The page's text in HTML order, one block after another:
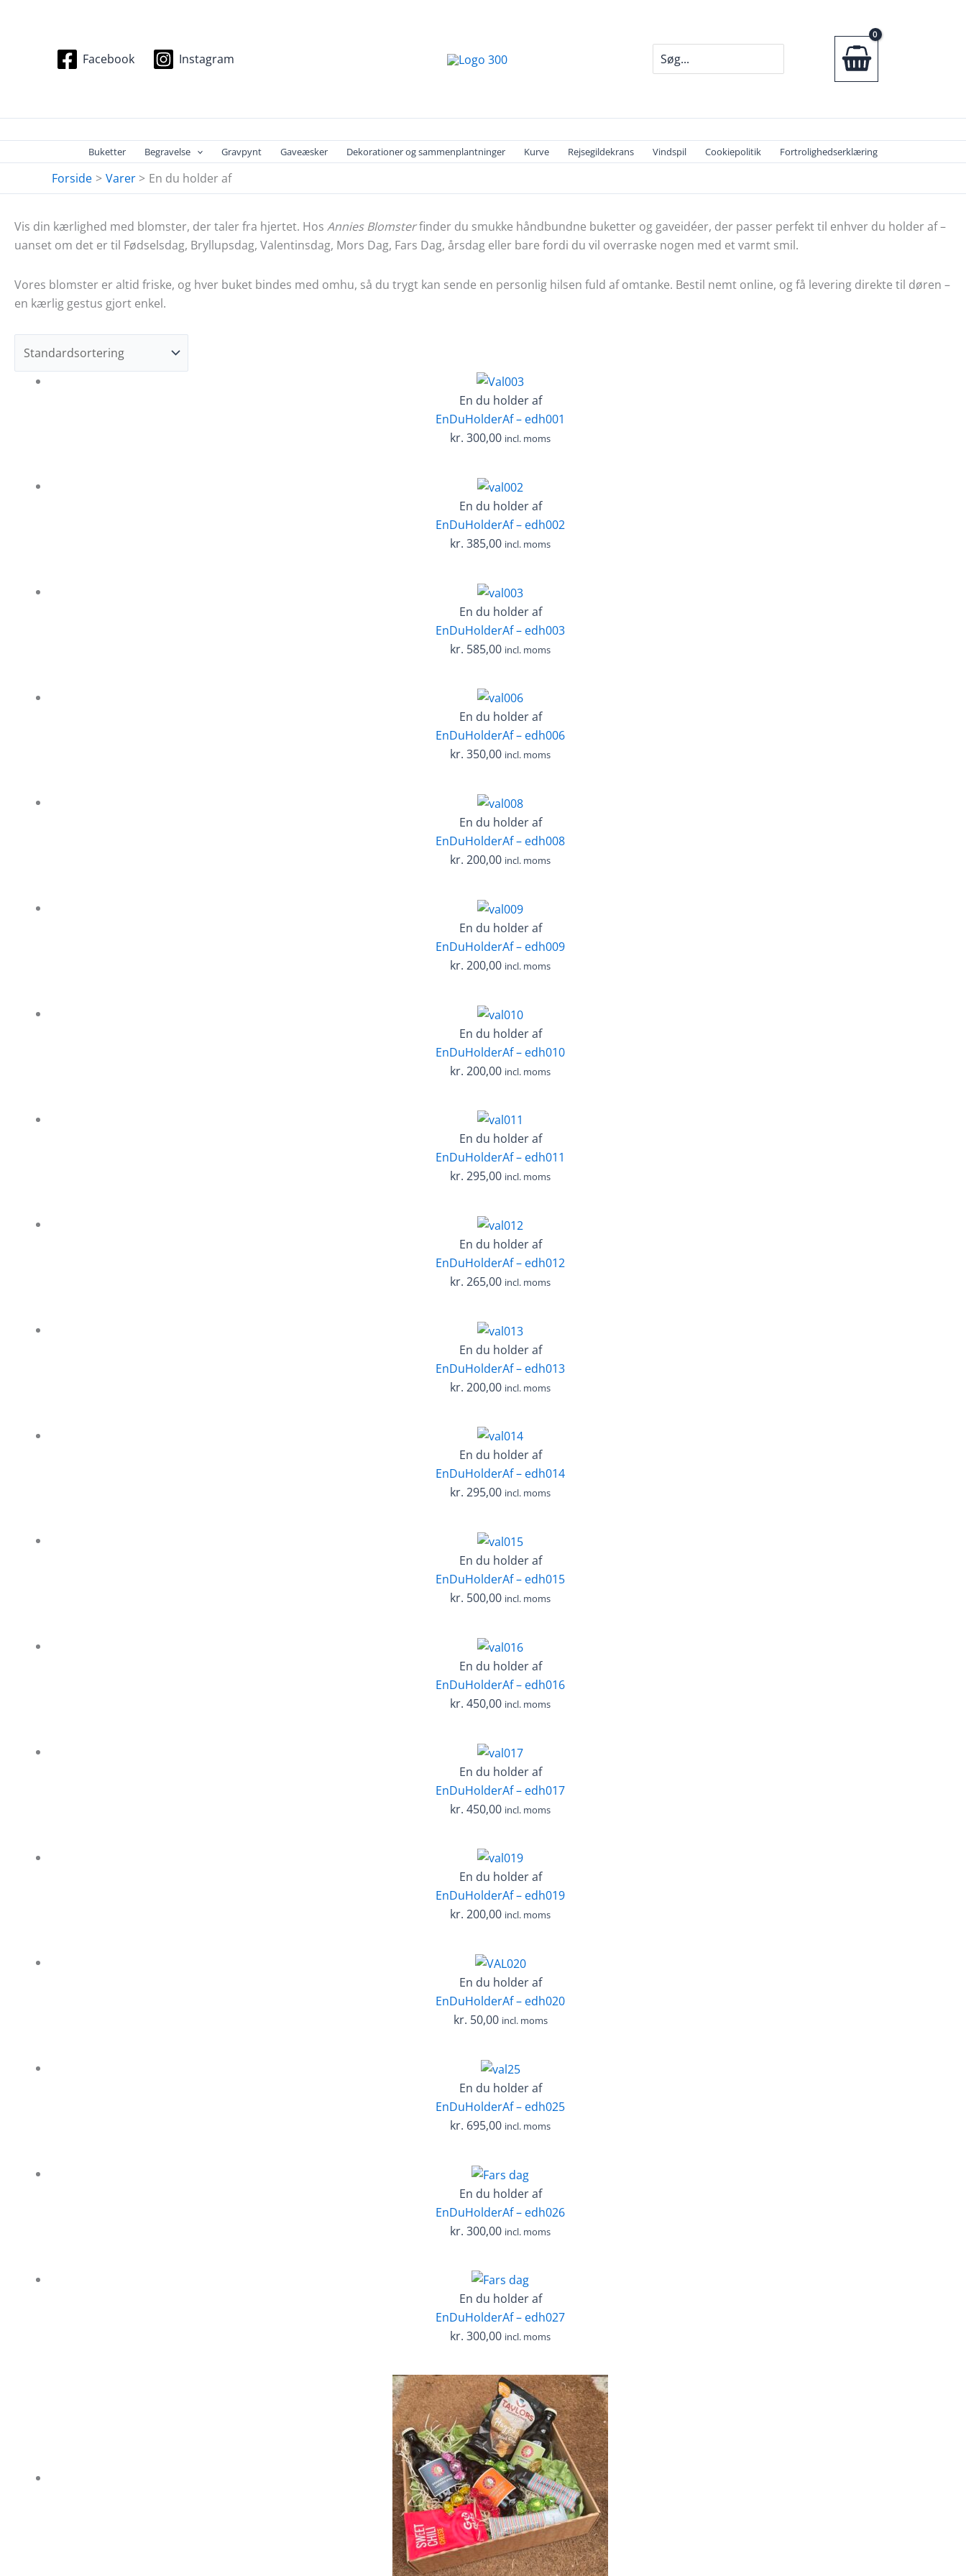
Facebook
Instagram
Søg
efter:
Buketter Begravelse Gravpynt Gaveæsker Dekorationer og sammenplantninger Kurve Rejsegildekrans Vindspil Cookiepolitik Fortrolighedserklæring
Forside Varer En du holder af
Vis din kærlighed med blomster, der taler fra hjertet. Hos Annies Blomsterfinder du smukke håndbundne buketter og gaveidéer, der passer perfekt til enhver du holder af –
uanset om det er til Fødselsdag, Bryllupsdag, Valentinsdag, Mors Dag, Fars Dag, årsdag eller bare fordi du vil overraske nogen med et varmt smil.
Vores blomster er altid friske, og hver buket bindes med omhu, så du trygt kan sende en personlig hilsen fuld af omtanke. Bestil nemt online, og få levering direkte til døren –
en kærlig gestus gjort enkel.
En du holder af
EnDuHolderAf – edh001
kr. 300,00 incl. moms
En du holder af
EnDuHolderAf – edh002
kr. 385,00 incl. moms
En du holder af
EnDuHolderAf – edh003
kr. 585,00 incl. moms
En du holder af
EnDuHolderAf – edh006
kr. 350,00 incl. moms
En du holder af
EnDuHolderAf – edh008
kr. 200,00 incl. moms
En du holder af
EnDuHolderAf – edh009
kr. 200,00 incl. moms
En du holder af
EnDuHolderAf – edh010
kr. 200,00 incl. moms
En du holder af
EnDuHolderAf – edh011
kr. 295,00 incl. moms
En du holder af
EnDuHolderAf – edh012
kr. 265,00 incl. moms
En du holder af
EnDuHolderAf – edh013
kr. 200,00 incl. moms
En du holder af
EnDuHolderAf – edh014
kr. 295,00 incl. moms
En du holder af
EnDuHolderAf – edh015
kr. 500,00 incl. moms
En du holder af
EnDuHolderAf – edh016
kr. 450,00 incl. moms
En du holder af
EnDuHolderAf – edh017
kr. 450,00 incl. moms
En du holder af
EnDuHolderAf – edh019
kr. 200,00 incl. moms
En du holder af
EnDuHolderAf – edh020
kr. 50,00 incl. moms
En du holder af
EnDuHolderAf – edh025
kr. 695,00 incl. moms
En du holder af
EnDuHolderAf – edh026
kr. 300,00 incl. moms
En du holder af
EnDuHolderAf – edh027
kr. 300,00 incl. moms